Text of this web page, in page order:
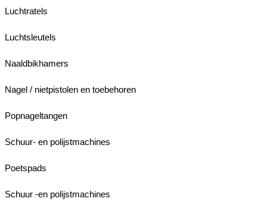
Luchtratels
Luchtsleutels
Naaldbikhamers
Nagel / nietpistolen en toebehoren
Popnageltangen
Schuur- en polijstmachines
Poetspads
Schuur -en polijstmachines